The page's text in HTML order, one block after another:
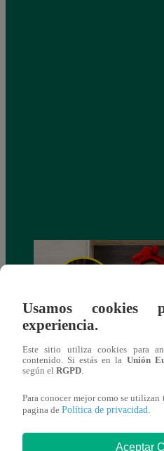
¿Por qué Nelly Rossinelli se
Usamos
experiencia.
Este sitio utiliza cookies para
contenido. Si estás en la Unión
según el RGPD
Para conocer mejor como se
pagina de Política de privacidad
Aceptar